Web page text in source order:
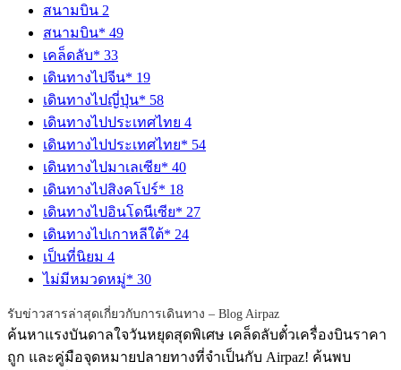
สนามบิน 2
สนามบิน* 49
เคล็ดลับ* 33
เดินทางไปจีน* 19
เดินทางไปญี่ปุ่น* 58
เดินทางไปประเทศไทย 4
เดินทางไปประเทศไทย* 54
เดินทางไปมาเลเซีย* 40
เดินทางไปสิงคโปร์* 18
เดินทางไปอินโดนีเซีย* 27
เดินทางไปเกาหลีใต้* 24
เป็นที่นิยม 4
ไม่มีหมวดหมู่* 30
รับข่าวสารล่าสุดเกี่ยวกับการเดินทาง – Blog Airpaz
ค้นหาแรงบันดาลใจวันหยุดสุดพิเศษ เคล็ดลับตั๋วเครื่องบินราคา
ถูก และคู่มือจุดหมายปลายทางที่จำเป็นกับ Airpaz! ค้นพบ